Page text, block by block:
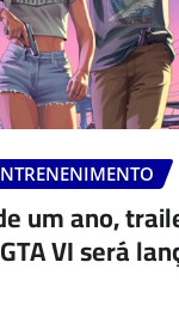
um ano,
VI será